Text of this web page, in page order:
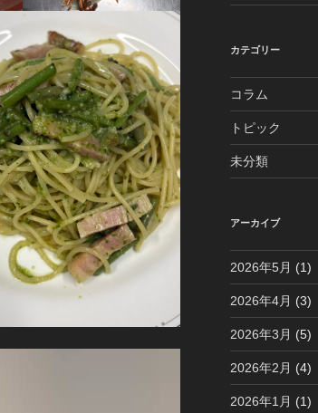
カテゴリー
コラム
トピック
未分類
アーカイブ
2026年5月 (1)
2026年4月 (3)
2026年3月 (5)
2026年2月 (4)
2026年1月 (1)